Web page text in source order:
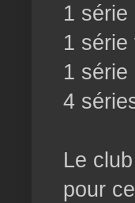
1
1 série
1
4
Le
pour